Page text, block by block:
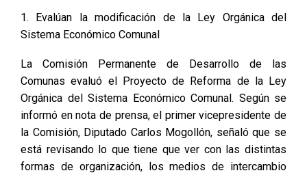
1. Evalúan la modificación de la Ley Orgánica del
Sistema Económico Comunal
La Comisión Permanente de Desarrollo de las
Comunas evaluó el Proyecto de Reforma de la Ley
Orgánica del Sistema Económico Comunal. Según se
informó en nota de prensa, el primer vicepresidente de
la Comisión, Diputado Carlos Mogollón, señaló que se
está revisando lo que tiene que ver con las distintas
formas de organización, los medios de intercambio